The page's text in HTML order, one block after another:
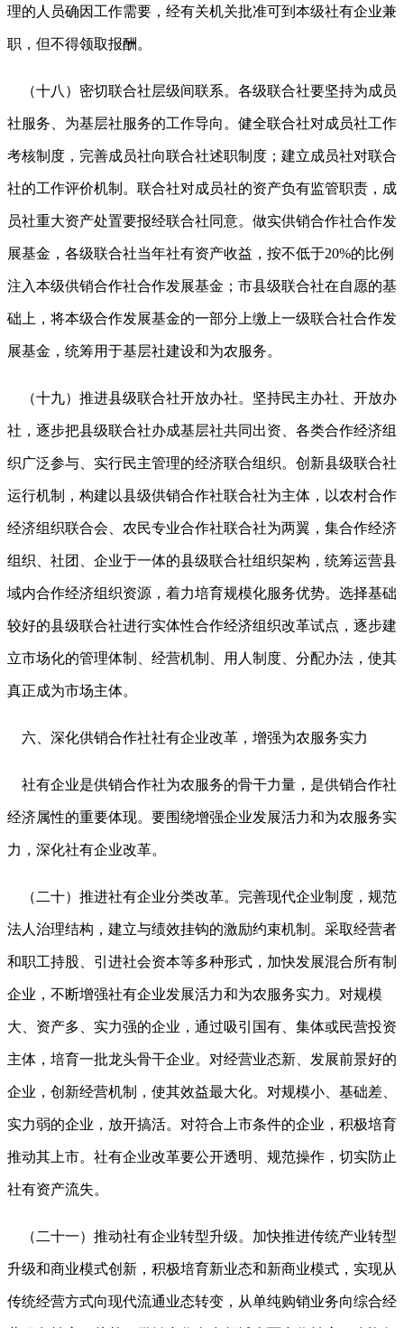
理的人员确因工作需要，经有关机关批准可到本级社有企业兼
职，但不得领取报酬。
（十八）密切联合社层级间联系。各级联合社要坚持为成员
社服务、为基层社服务的工作导向。健全联合社对成员社工作
考核制度，完善成员社向联合社述职制度；建立成员社对联合
社的工作评价机制。联合社对成员社的资产负有监管职责，成
员社重大资产处置要报经联合社同意。做实供销合作社合作发
展基金，各级联合社当年社有资产收益，按不低于20%的比例
注入本级供销合作社合作发展基金；市县级联合社在自愿的基
础上，将本级合作发展基金的一部分上缴上一级联合社合作发
展基金，统筹用于基层社建设和为农服务。
（十九）推进县级联合社开放办社。坚持民主办社、开放办
社，逐步把县级联合社办成基层社共同出资、各类合作经济组
织广泛参与、实行民主管理的经济联合组织。创新县级联合社
运行机制，构建以县级供销合作社联合社为主体，以农村合作
经济组织联合会、农民专业合作社联合社为两翼，集合作经济
组织、社团、企业于一体的县级联合社组织架构，统筹运营县
域内合作经济组织资源，着力培育规模化服务优势。选择基础
较好的县级联合社进行实体性合作经济组织改革试点，逐步建
立市场化的管理体制、经营机制、用人制度、分配办法，使其
真正成为市场主体。
六、深化供销合作社社有企业改革，增强为农服务实力
社有企业是供销合作社为农服务的骨干力量，是供销合作社
经济属性的重要体现。要围绕增强企业发展活力和为农服务实
力，深化社有企业改革。
（二十）推进社有企业分类改革。完善现代企业制度，规范
法人治理结构，建立与绩效挂钩的激励约束机制。采取经营者
和职工持股、引进社会资本等多种形式，加快发展混合所有制
企业，不断增强社有企业发展活力和为农服务实力。对规模
大、资产多、实力强的企业，通过吸引国有、集体或民营投资
主体，培育一批龙头骨干企业。对经营业态新、发展前景好的
企业，创新经营机制，使其效益最大化。对规模小、基础差、
实力弱的企业，放开搞活。对符合上市条件的企业，积极培育
推动其上市。社有企业改革要公开透明、规范操作，切实防止
社有资产流失。
（二十一）推动社有企业转型升级。加快推进传统产业转型
升级和商业模式创新，积极培育新业态和新商业模式，实现从
传统经营方式向现代流通业态转变，从单纯购销业务向综合经